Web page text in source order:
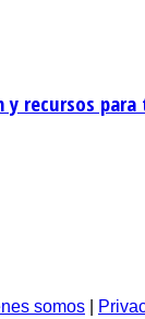
recursos
somos